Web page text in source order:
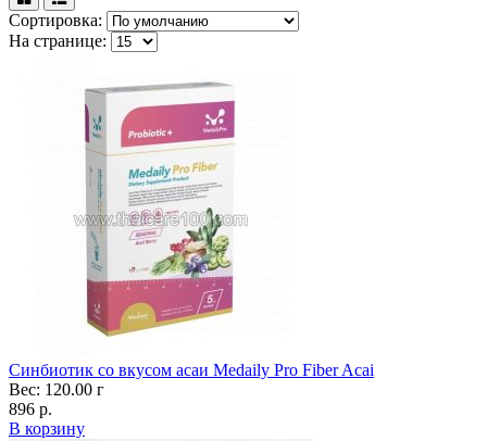
Сортировка:
На странице:
Cинбиотик со вкусом асаи Medaily Pro Fiber Acai
Вес: 120.00 г
896 р.
В корзину